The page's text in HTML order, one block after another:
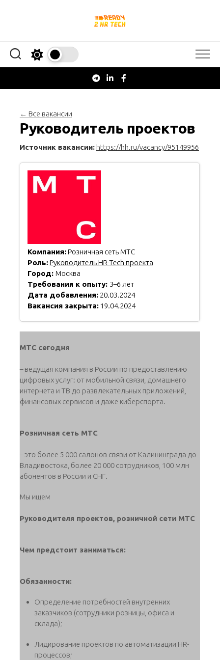
← Все вакансии
Руководитель проектов
Источник вакансии: https://hh.ru/vacancy/95149956
Компания:Розничная сеть МТС
Роль:Руководитель HR-Tech проекта
Город: Москва
Требования к опыту: 3–6 лет
Дата добавления: 20.03.2024
Вакансия закрыта: 19.04.2024
МТС сегодня
– ведущая компания в России по предоставлению
цифровых услуг: от мобильной связи, домашнего
интернета и ТВ до развлекательных приложений,
финансовых сервисов и даже киберспорта.
Розничная сеть МТС
– это более 5 000 салонов связи от Калининграда до
Владивостока, более 20 000 сотрудников, 100 млн
абонентов в России и СНГ.
Мы ищем
Руководителя проектов, розничной сети МТС
Чем предстоит заниматься:
Обязанности:
Определение потребностей внутренних
заказчиков (сотрудники розницы, офиса и
склада);
Лидирование проектов по автоматизации HR-
процессов;